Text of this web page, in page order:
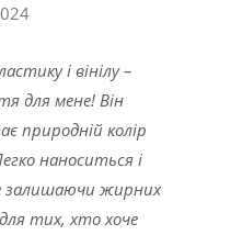
і вінілу –
для мене! Він
природній колір
наноситься і
залишаючи жирних
тих, хто хоче